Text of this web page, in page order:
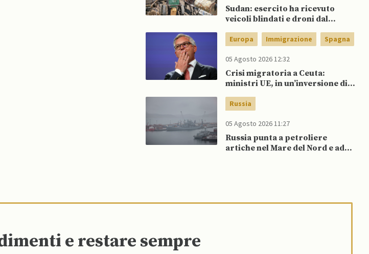
Sudan: esercito ha ricevuto
veicoli blindati e droni dal
Europa Immigrazione Spagna
05 Agosto 2026 12:32
Crisi migratoria a Ceuta:
ministri UE, in un’inversione di
sostegno della Spagna
Russia
05 Agosto 2026 11:27
Russia punta a petroliere
artiche nel Mare del Nord e ad
e restare sempre